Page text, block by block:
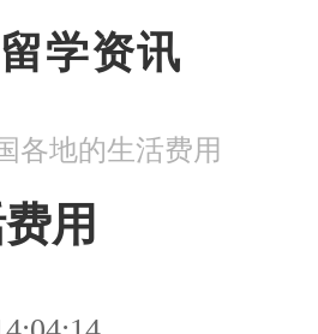
留学资讯
各地的生活费用
用